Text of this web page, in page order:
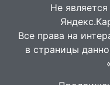
Не
Все права на
в страницы